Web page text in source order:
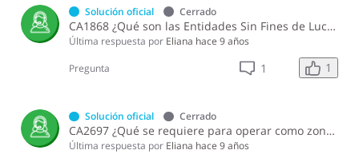
Solución oficial Cerrado
CA1868 ¿Qué son las Entidades Sin Fines de Lucro (ASFL) y cómo se clasifican?
Última respuesta por Eliana hace 9 años
Pregunta 1 1
Solución oficial Cerrado
CA2697 ¿Qué se requiere para operar como zona franca comercial?
Última respuesta por Eliana hace 9 años